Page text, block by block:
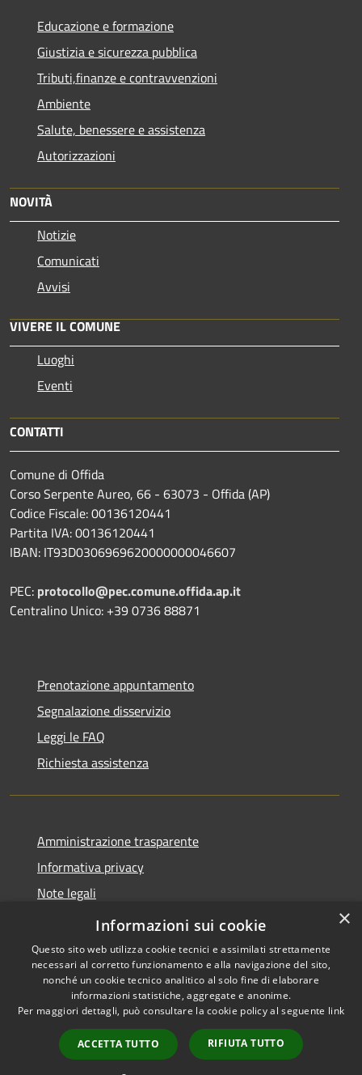
Educazione e formazione
Giustizia e sicurezza pubblica
Tributi,finanze e contravvenzioni
Ambiente
Salute, benessere e assistenza
Autorizzazioni
NOVITÀ
Notizie
Comunicati
Avvisi
VIVERE IL COMUNE
Luoghi
Eventi
CONTATTI
Comune di Offida
Corso Serpente Aureo, 66 - 63073 - Offida (AP)
Codice Fiscale: 00136120441
Partita IVA: 00136120441
IBAN: IT93D0306969620000000046607
PEC: protocollo@pec.comune.offida.ap.it
Centralino Unico: +39 0736 88871
Prenotazione appuntamento
Segnalazione disservizio
Leggi le FAQ
Richiesta assistenza
Amministrazione trasparente
Informativa privacy
Note legali
Dichiarazione di accessibilità
Accessibilità
Copyright © 2026 • Comune di
Offida • Powered by
Municipium•
Accesso
redazione
×
Informazioni sui cookie
Questo sito web utilizza cookie tecnici e assimilati strettamente
necessari al corretto funzionamento e alla navigazione del sito,
nonché un cookie tecnico analitico al solo fine di elaborare
informazioni statistiche, aggregate e anonime.
Per maggiori dettagli, può consultare la cookie policy al seguente link
ACCETTA TUTTO RIFIUTA TUTTO